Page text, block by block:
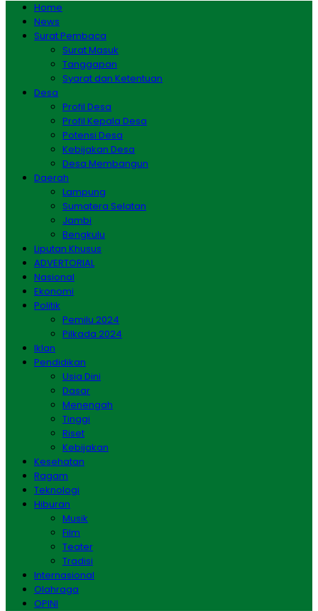
Home
News
Surat Pembaca
Surat Masuk
Tanggapan
Syarat dan Ketentuan
Desa
Profil Desa
Profil Kepala Desa
Potensi Desa
Kebijakan Desa
Desa Membangun
Daerah
Lampung
Sumatera Selatan
Jambi
Bengkulu
Liputan Khusus
ADVERTORIAL
Nasional
Ekonomi
Politik
Pemilu 2024
Pilkada 2024
Iklan
Pendidikan
Usia Dini
Dasar
Menengah
Tinggi
Riset
Kebijakan
Kesehatan
Ragam
Teknologi
Hiburan
Musik
Film
Teater
Tradisi
Internasional
Olahraga
OPINI